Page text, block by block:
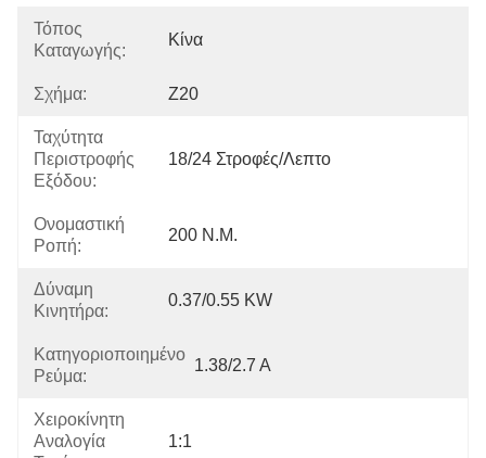
Τόπος
Καταγωγής:
Κίνα
Σχήμα: Z20
Ταχύτητα
Περιστροφής
Εξόδου:
18/24 Στροφές/λεπτο
Ονομαστική
Ροπή:
200 Ν.μ.
Δύναμη
Κινητήρα:
0.37/0.55 KW
Κατηγοριοποιημένο
Ρεύμα:
1.38/2.7 Α
Χειροκίνητη
Αναλογία
1:1